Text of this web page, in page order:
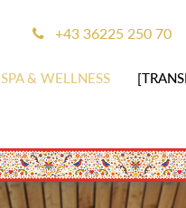
SPA & WELLNESS
+43 36225 250 70